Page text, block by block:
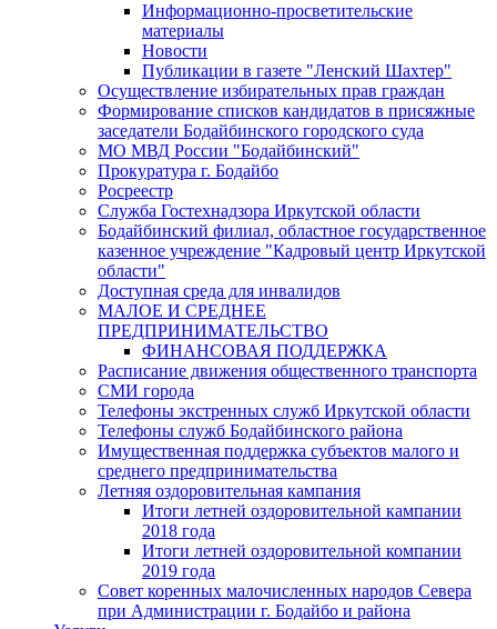
Информационно-просветительские
материалы
Новости
Публикации в газете "Ленский Шахтер"
Осуществление избирательных прав граждан
Формирование списков кандидатов в присяжные
заседатели Бодайбинского городского суда
МО МВД России "Бодайбинский"
Прокуратура г. Бодайбо
Росреестр
Служба Гостехнадзора Иркутской области
Бодайбинский филиал, областное государственное
казенное учреждение "Кадровый центр Иркутской
области"
Доступная среда для инвалидов
МАЛОЕ И СРЕДНЕЕ
ПРЕДПРИНИМАТЕЛЬСТВО
ФИНАНСОВАЯ ПОДДЕРЖКА
Расписание движения общественного транспорта
СМИ города
Телефоны экстренных служб Иркутской области
Телефоны служб Бодайбинского района
Имущественная поддержка субъектов малого и
среднего предпринимательства
Летняя оздоровительная кампания
Итоги летней оздоровительной кампании
2018 года
Итоги летней оздоровительной компании
2019 года
Совет коренных малочисленных народов Севера
при Администрации г. Бодайбо и района